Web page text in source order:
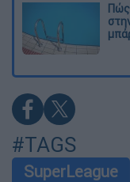
Πώς
#TAGS
SuperLeague